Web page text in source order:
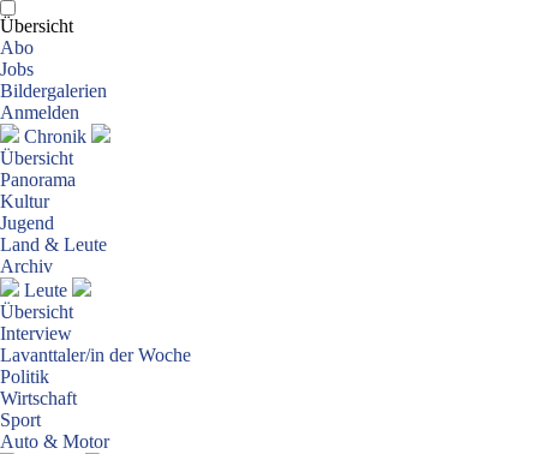
Übersicht
Abo
Jobs
Bildergalerien
Anmelden
Chronik
Übersicht
Panorama
Kultur
Jugend
Land & Leute
Archiv
Leute
Übersicht
Interview
Lavanttaler/in der Woche
Politik
Wirtschaft
Sport
Auto & Motor